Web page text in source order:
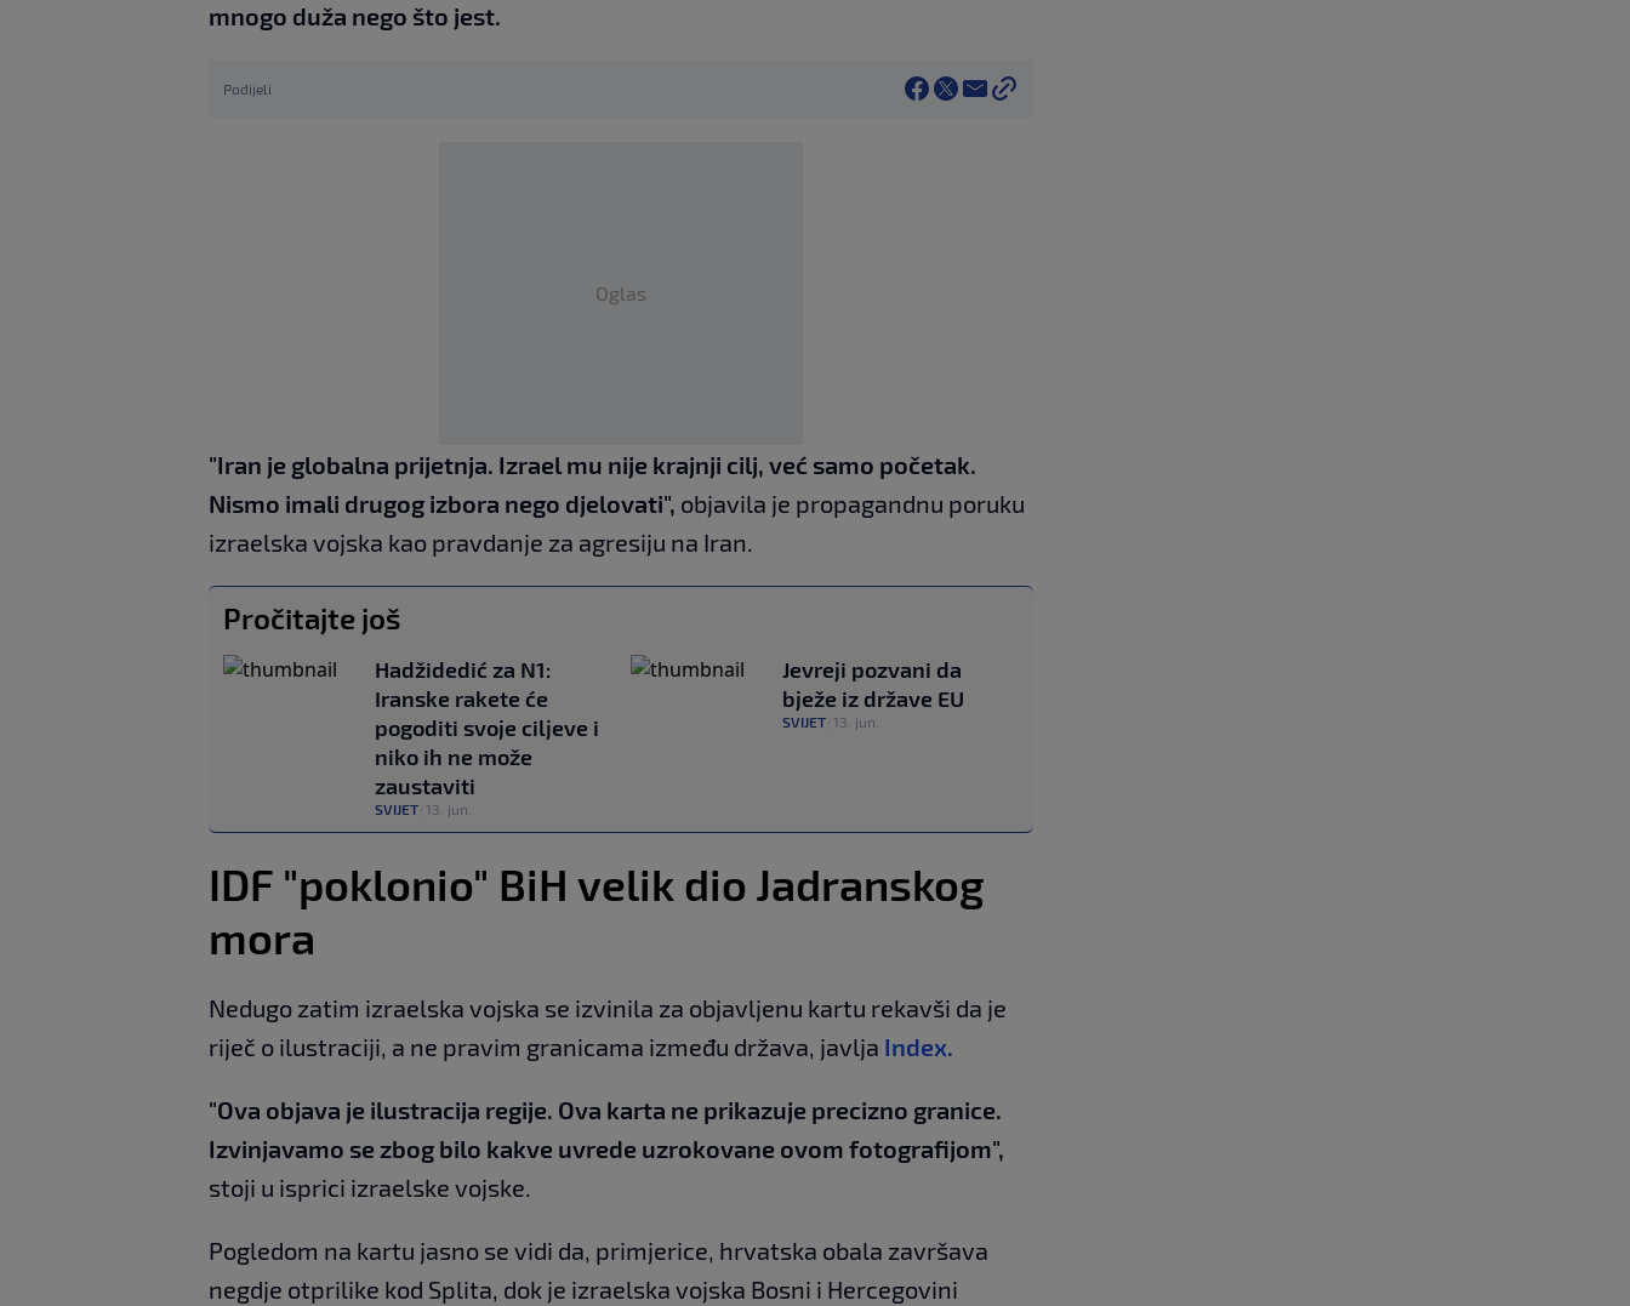
mnogo duža nego što jest.
Podijeli
Oglas
"Iran je globalna prijetnja. Izrael mu nije krajnji cilj, već samo početak.
Nismo imali drugog izbora nego djelovati", objavila je propagandnu poruku
izraelska vojska kao pravdanje za agresiju na Iran.
Pročitajte još
Hadžidedić za N1:
Iranske rakete će
pogoditi svoje ciljeve i
niko ih ne može
zaustaviti
SVIJET 13. jun.
Jevreji pozvani da
bježe iz države EU
SVIJET 13. jun.
IDF "poklonio" BiH velik dio Jadranskog
mora
Nedugo zatim izraelska vojska se izvinila za objavljenu kartu rekavši da je
riječ o ilustraciji, a ne pravim granicama između država, javlja Index.
"Ova objava je ilustracija regije. Ova karta ne prikazuje precizno granice.
Izvinjavamo se zbog bilo kakve uvrede uzrokovane ovom fotografijom",
stoji u isprici izraelske vojske.
Pogledom na kartu jasno se vidi da, primjerice, hrvatska obala završava
negdje otprilike kod Splita, dok je izraelska vojska Bosni i Hercegovini